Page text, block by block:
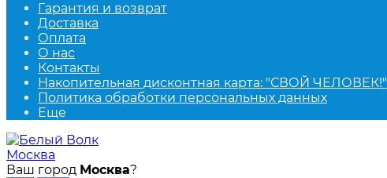
Гарантия и возврат
Доставка
Оплата
О нас
Контакты
Накопительная дисконтная карта: "СВОЙ ЧЕЛОВЕК!"
Политика обработки персональных данных
Еще
Москва
Ваш город Москва?